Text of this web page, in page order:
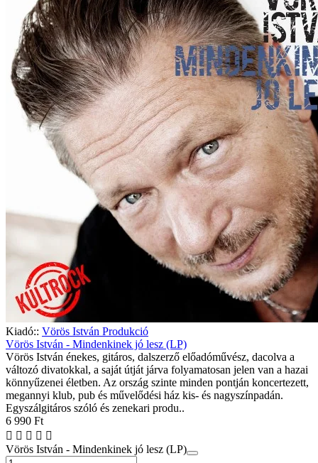
Kiadó:: Vörös István Produkció
Vörös István - Mindenkinek jó lesz (LP)
Vörös István énekes, gitáros, dalszerző előadóművész, dacolva a
változó divatokkal, a saját útját járva folyamatosan jelen van a hazai
könnyűzenei életben. Az ország szinte minden pontján koncertezett,
megannyi klub, pub és művelődési ház kis- és nagyszínpadán.
Egyszálgitáros szóló és zenekari produ..
6 990 Ft
Vörös István - Mindenkinek jó lesz (LP)